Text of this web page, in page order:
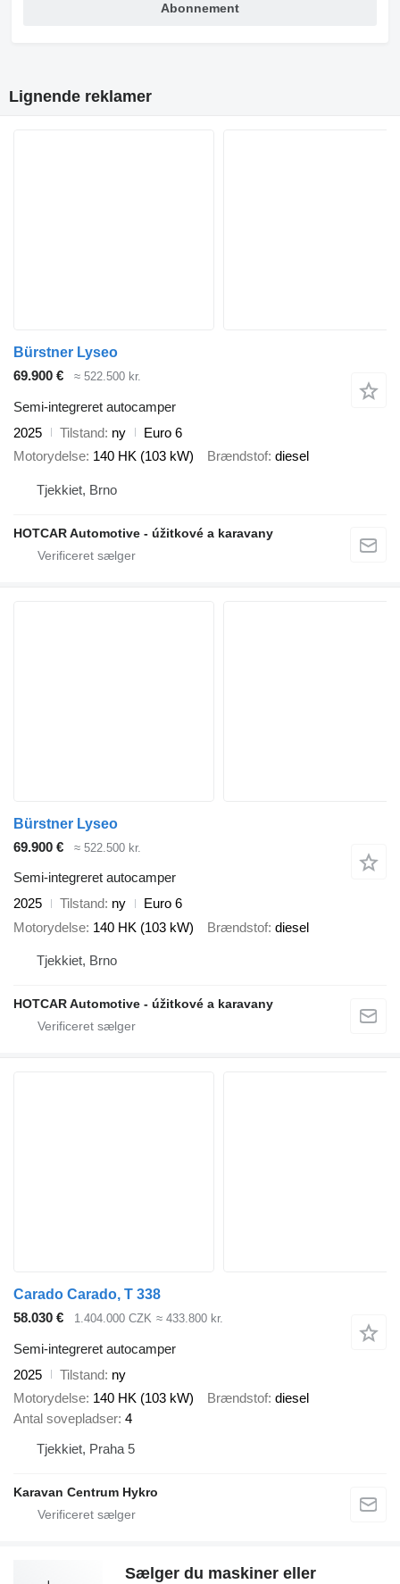
Abonnement
Lignende reklamer
Bürstner Lyseo
69.900 €
≈ 522.500 kr.
Semi-integreret autocamper
2025
Tilstand ny
Euro 6
Motorydelse 140 HK (103 kW) Brændstof diesel
Tjekkiet, Brno
HOTCAR Automotive - úžitkové a karavany
Bürstner Lyseo
69.900 €
≈ 522.500 kr.
Semi-integreret autocamper
2025
Tilstand ny
Euro 6
Motorydelse 140 HK (103 kW) Brændstof diesel
Tjekkiet, Brno
HOTCAR Automotive - úžitkové a karavany
Carado Carado, T 338
58.030 €
1.404.000 CZK ≈ 433.800 kr.
Semi-integreret autocamper
2025
Tilstand ny
Motorydelse 140 HK (103 kW) Brændstof diesel
Antal sovepladser 4
Tjekkiet, Praha 5
Karavan Centrum Hykro
Sælger du maskiner eller